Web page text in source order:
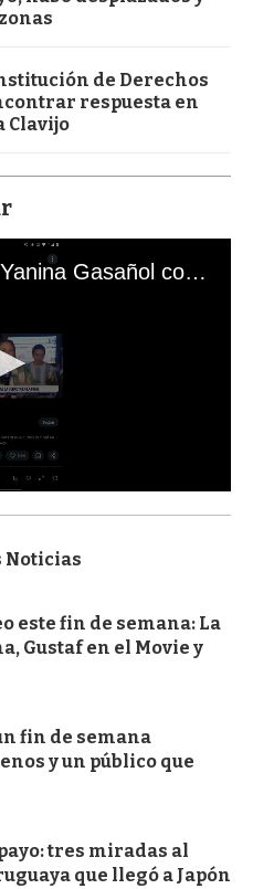
de Derechos
respuesta en
Clavijo
El mal momento de Yanina Gasañol con un hincha argentino en "Subrayado"
Noticias
este fin de semana: La
Gustaf en el Movie y
fin de semana
y un público que
tres miradas al
que llegó a Japón